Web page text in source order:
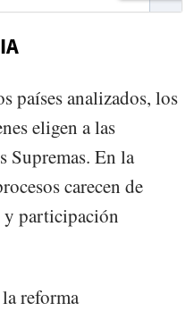
países analizados, los
eligen a las
Supremas. En la
carecen de
y participación
reforma